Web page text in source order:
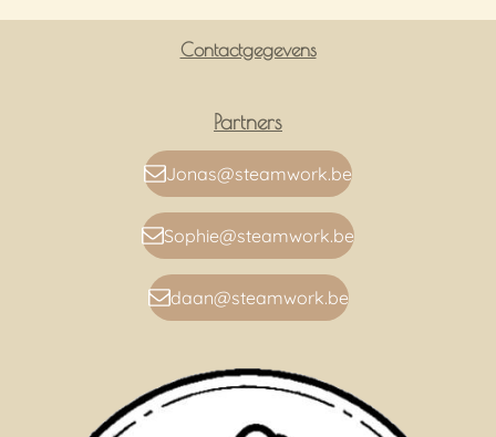
Contactgegevens
Partners
Jonas@steamwork.be
Sophie@steamwork.be
daan@steamwork.be